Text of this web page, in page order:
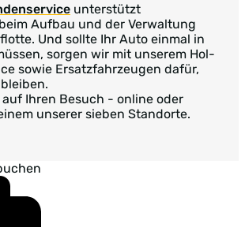
unterstützt
Aufbau und der Verwaltung
Und sollte Ihr Auto einmal in
sorgen wir mit unserem Hol-
sowie Ersatzfahrzeugen dafür,
Ihren Besuch - online oder
unserer sieben Standorte.